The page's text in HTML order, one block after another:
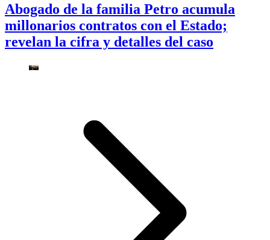
Abogado de la familia Petro acumula
millonarios contratos con el Estado;
revelan la cifra y detalles del caso